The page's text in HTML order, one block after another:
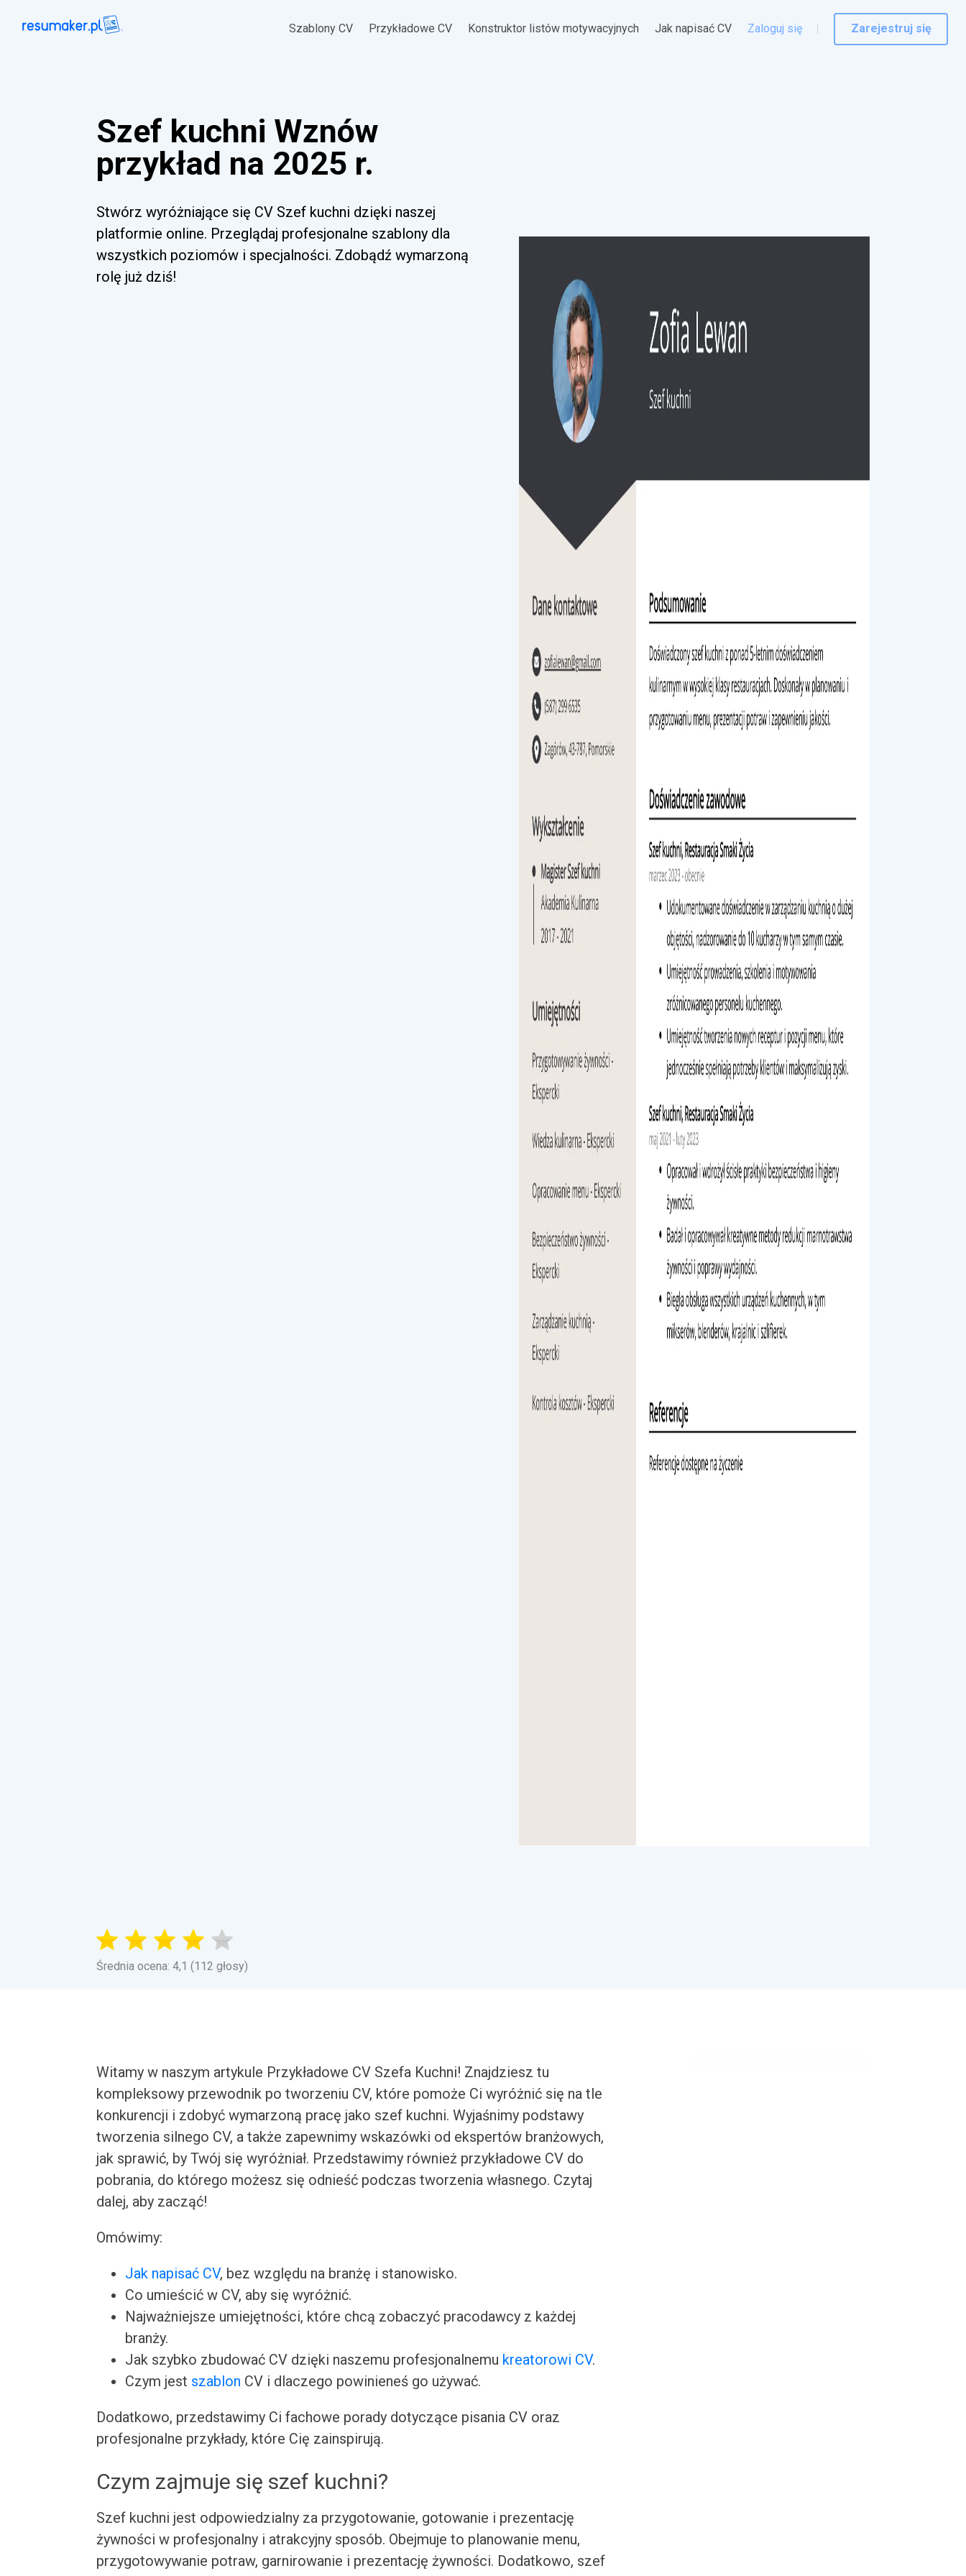
Szablony CV Przykładowe CV Konstruktor listów motywacyjnych Jak napisać CV Zaloguj się Zarejestruj się
Szef kuchni Wznów
przykład na 2025 r.
Stwórz wyróżniające się CV Szef kuchni dzięki naszej
platformie online. Przeglądaj profesjonalne szablony dla
wszystkich poziomów i specjalności. Zdobądź wymarzoną
rolę już dziś!
Średnia ocena: 4,1 (112 głosy)
Witamy w naszym artykule Przykładowe CV Szefa Kuchni! Znajdziesz tu
kompleksowy przewodnik po tworzeniu CV, które pomoże Ci wyróżnić się na tle
konkurencji i zdobyć wymarzoną pracę jako szef kuchni. Wyjaśnimy podstawy
tworzenia silnego CV, a także zapewnimy wskazówki od ekspertów branżowych,
jak sprawić, by Twój się wyróżniał. Przedstawimy również przykładowe CV do
pobrania, do którego możesz się odnieść podczas tworzenia własnego. Czytaj
dalej, aby zacząć!
Omówimy:
Jak napisać CV, bez względu na branżę i stanowisko.
Co umieścić w CV, aby się wyróżnić.
Najważniejsze umiejętności, które chcą zobaczyć pracodawcy z każdej
branży.
Jak szybko zbudować CV dzięki naszemu profesjonalnemu kreatorowi CV.
Czym jest szablon CV i dlaczego powinieneś go używać.
Dodatkowo, przedstawimy Ci fachowe porady dotyczące pisania CV oraz
profesjonalne przykłady, które Cię zainspirują.
Czym zajmuje się szef kuchni?
Szef kuchni jest odpowiedzialny za przygotowanie, gotowanie i prezentację
żywności w profesjonalny i atrakcyjny sposób. Obejmuje to planowanie menu,
przygotowywanie potraw, garnirowanie i prezentację żywności. Dodatkowo, szef